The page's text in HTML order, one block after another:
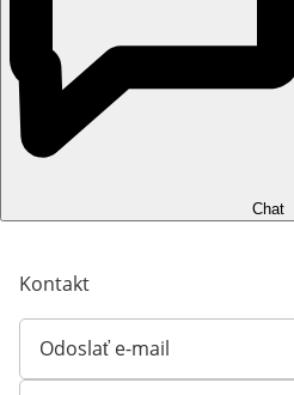
Chat
Kontakt
Odoslať e-mail
Otvorí e-mailového klienta